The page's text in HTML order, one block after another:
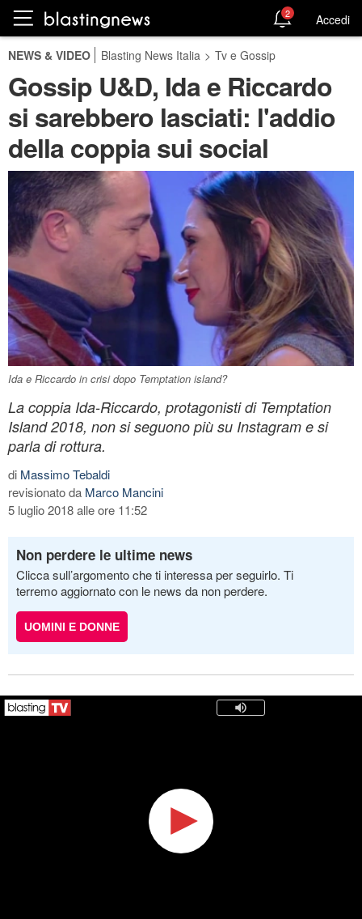
2 Accedi
NEWS & VIDEO Blasting News Italia > Tv e Gossip
Gossip U&D, Ida e Riccardo
si sarebbero lasciati: l'addio
della coppia sui social
Ida e Riccardo in crisi dopo Temptation island?
La coppia Ida-Riccardo, protagonisti di Temptation
Island 2018, non si seguono più su Instagram e si
parla di rottura.
di Massimo Tebaldi
revisionato da Marco Mancini
5 luglio 2018 alle ore 11:52
Non perdere le ultime news
Clicca sull’argomento che ti interessa per seguirlo. Ti
terremo aggiornato con le news da non perdere.
UOMINI E DONNE